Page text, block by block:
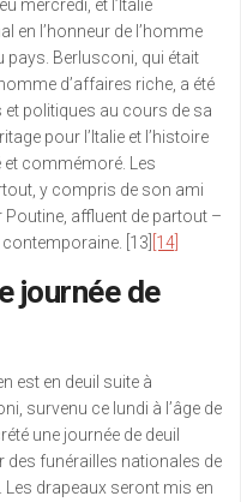
mercredi, et l’Italie
en l’honneur de l’homme
pays. Berlusconi, qui était
d’affaires riche, a été
politiques au cours de sa
pour l’Italie et l’histoire
commémoré. Les
y compris de son ami
affluent de partout –
[13] [14]
journée de
est en deuil suite à
survenu ce lundi à l’âge de
une journée de deuil
des funérailles nationales de
Les drapeaux seront mis en